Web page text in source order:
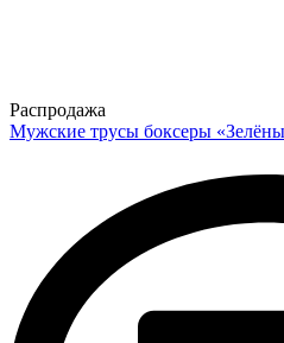
Распродажа
Мужские трусы боксеры